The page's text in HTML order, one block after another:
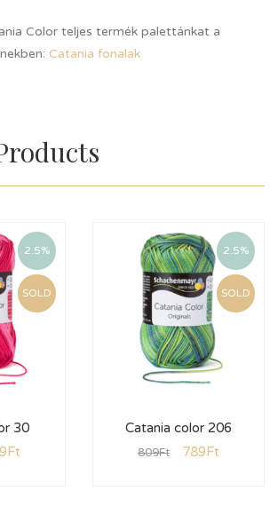
Color teljes termék palettánkat a
Catania fonalak
2.5%
SOLD
30
Ft
2.5%
SOLD
Catania color 206
809Ft 789Ft